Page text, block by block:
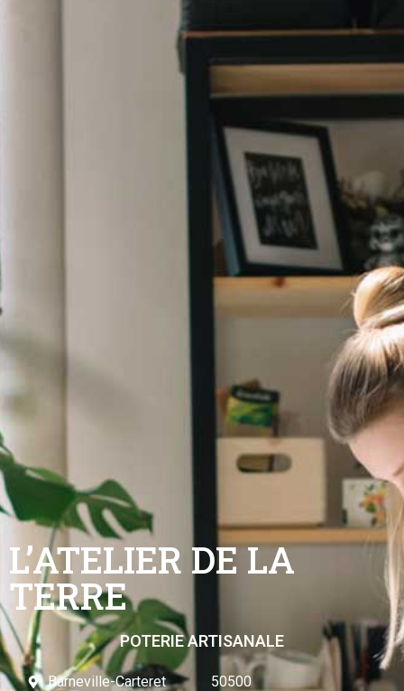
L’ATELIER DE LA
TERRE
POTERIE ARTISANALE
Barneville-Carteret 50500